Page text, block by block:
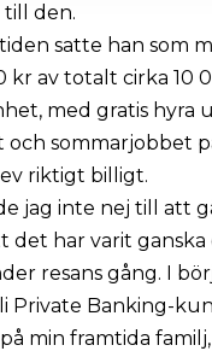
till den.
satte han som
kr av totalt cirka 10
med gratis hyra
och sommarjobbet
riktigt billigt.
jag inte nej till att
det har varit
resans gång. I
Private Banking-
min framtida